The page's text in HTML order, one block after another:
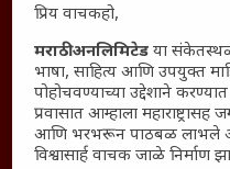
English To Hindi
Kruti Dev Unicode
Polls Archive
Shop Unlimited
Thought For The Day
प्रिय वाचकहो,
मराठी अनलिमिटेड या
भाषा, साहित्य आणि उपयुक्त
पोहोचवण्याच्या उद्देशाने
प्रवासात आम्हाला
आणि भरभरून पाठबळ
विश्वासार्ह वाचक जाळे